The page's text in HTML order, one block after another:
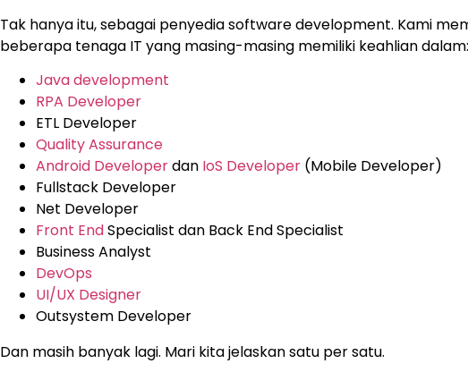
Tak hanya itu, sebagai penyedia software development. Kami
beberapa tenaga IT yang masing-masing memiliki keahlian dalam:
Java development
RPA Developer
ETL Developer
Quality Assurance
Android Developerdan IoS Developer (Mobile Developer)
Fullstack Developer
Net Developer
Front EndSpecialist dan Back End Specialist
Business Analyst
DevOps
UI/UX Designer
Outsystem Developer
Dan masih banyak lagi. Mari kita jelaskan satu per satu.